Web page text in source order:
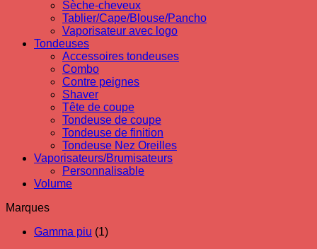
Sèche-cheveux
Tablier/Cape/Blouse/Pancho
Vaporisateur avec logo
Tondeuses
Accessoires tondeuses
Combo
Contre peignes
Shaver
Tête de coupe
Tondeuse de coupe
Tondeuse de finition
Tondeuse Nez Oreilles
Vaporisateurs/Brumisateurs
Personnalisable
Volume
Marques
Gamma piu (1)